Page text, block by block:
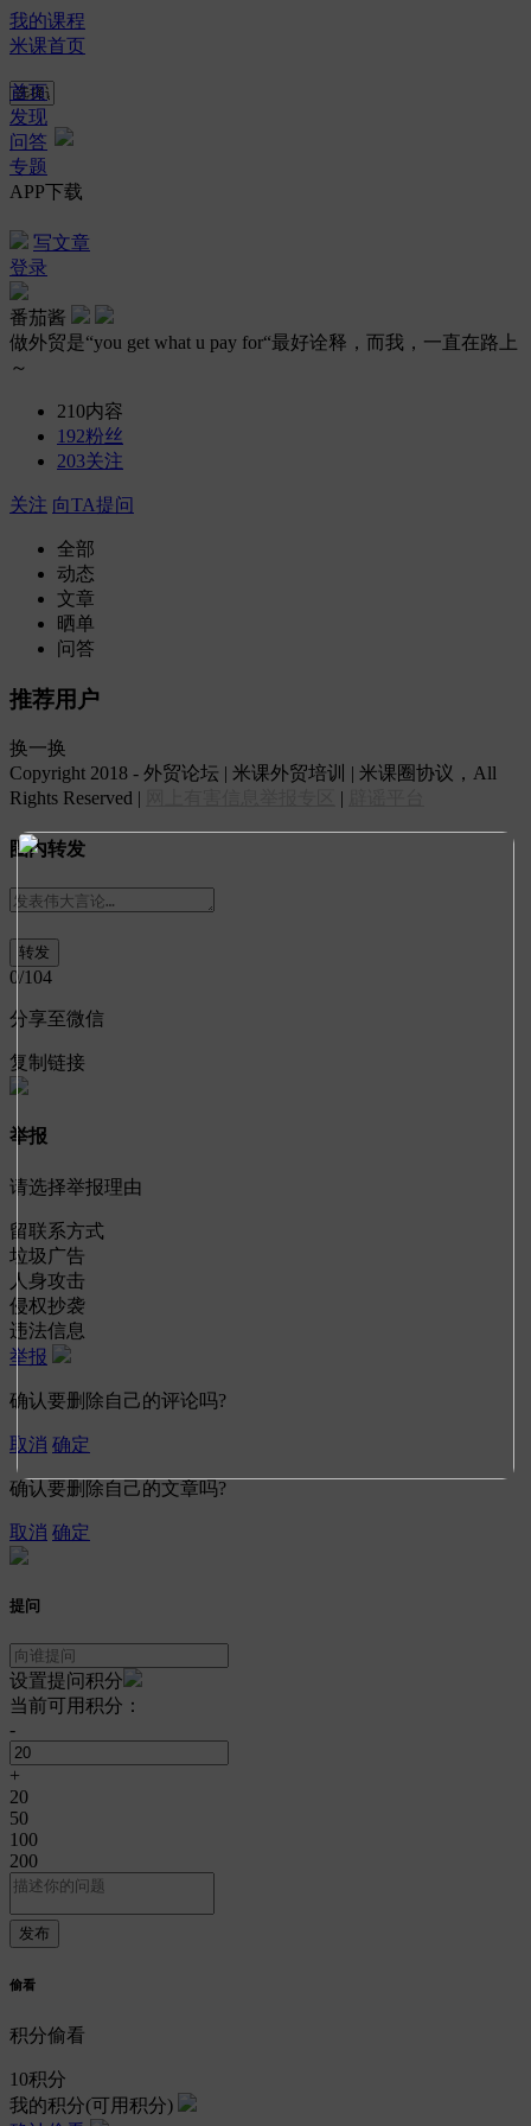
我的课程
米课首页
首页
发现
问答
专题
APP下载
写文章
登录
番茄酱
做外贸是“you get what u pay for“最好诠释，而我，一直在路上
～
210内容
192粉丝
203关注
关注 向TA提问
全部
动态
文章
晒单
问答
推荐用户
换一换
Copyright 2018 - 外贸论坛 | 米课外贸培训 | 米课圈协议，All
Rights Reserved |
|
圈内转发
0/104
分享至微信
复制链接
举报
请选择举报理由
留联系方式
垃圾广告
人身攻击
侵权抄袭
违法信息
举报
确认要删除自己的评论吗?
取消 确定
确认要删除自己的文章吗?
取消 确定
提问
设置提问积分
当前可用积分：
-
+
20
50
100
200
偷看
积分偷看
10积分
我的积分(可用积分)